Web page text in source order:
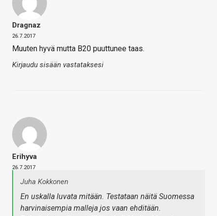
Dragnaz
26.7.2017
Muuten hyvä mutta B20 puuttunee taas.
Kirjaudu sisään vastataksesi
Erihyva
26.7.2017
Juha Kokkonen
En uskalla luvata mitään. Testataan näitä Suomessa
harvinaisempia malleja jos vaan ehditään.